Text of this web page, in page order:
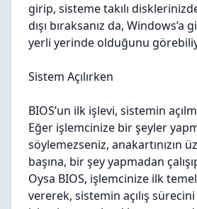
girip, sisteme takılı
dışı bıraksanız da,
yerli yerinde olduğunu
Sistem Açılırken
BIOS’un ilk işlevi, sistemin
Eğer işlemcinize bir şeyler
söylemezseniz, anakartınızın
başına, bir şey yapmadan
Oysa BIOS, işlemcinize ilk
vererek, sistemin açılış sürecini